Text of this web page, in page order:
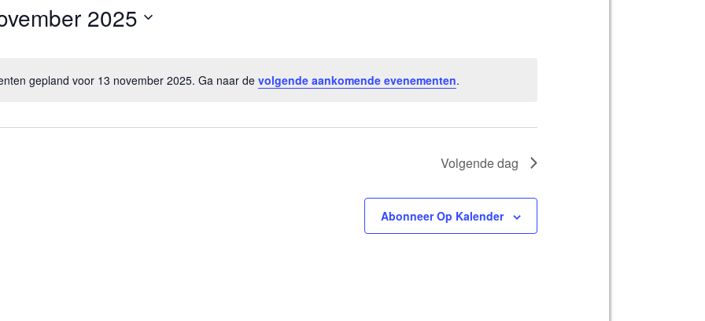
Bericht
gepland voor 13 november 2025. Ga naar de volgende aankomende evenementen.
2025
Volgende dag
Abonneer Op Kalender